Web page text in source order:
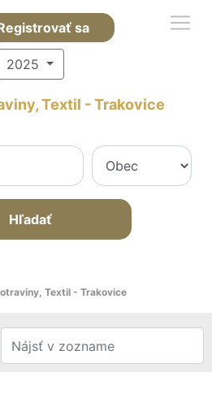
sa
2025
Textil - Trakovice
Hľadať
Textil - Trakovice